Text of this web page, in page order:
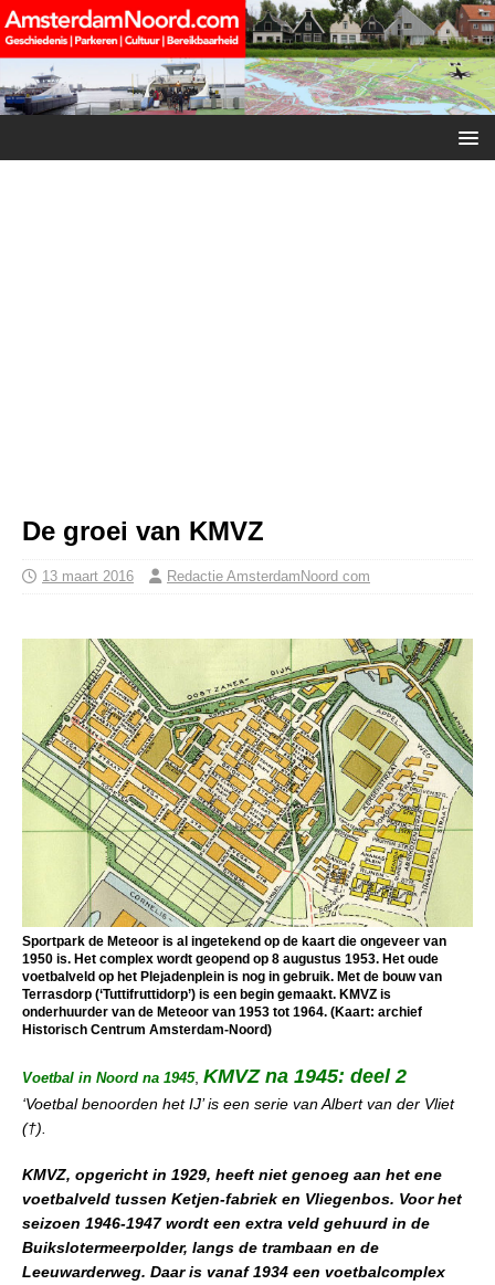
De groei van KMVZ
13 maart 2016 Redactie AmsterdamNoord com
Sportpark de Meteoor is al ingetekend op de kaart die ongeveer van
1950 is. Het complex wordt geopend op 8 augustus 1953. Het oude
voetbalveld op het Plejadenplein is nog in gebruik. Met de bouw van
Terrasdorp (‘Tuttifruttidorp’) is een begin gemaakt. KMVZ is
onderhuurder van de Meteoor van 1953 tot 1964. (Kaart: archief
Historisch Centrum Amsterdam-Noord)
Voetbal in Noord na 1945, KMVZ na 1945: deel 2
‘Voetbal benoorden het IJ’ is een serie van Albert van der Vliet
(†).
KMVZ, opgericht in 1929, heeft niet genoeg aan het ene
voetbalveld tussen Ketjen-fabriek en Vliegenbos. Voor het
seizoen 1946-1947 wordt een extra veld gehuurd in de
Buikslotermeerpolder, langs de trambaan en de
Leeuwarderweg. Daar is vanaf 1934 een voetbalcomplex